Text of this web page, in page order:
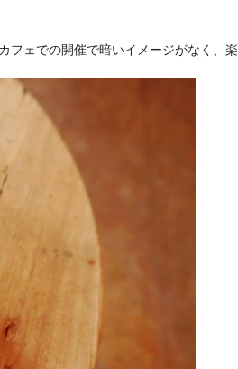
フェでの開催で暗いイメージがなく、楽